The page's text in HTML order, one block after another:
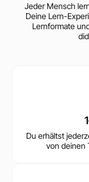
Jeder Mensch
Deine Lern-
Lernformate
Du erhältst
von deinen